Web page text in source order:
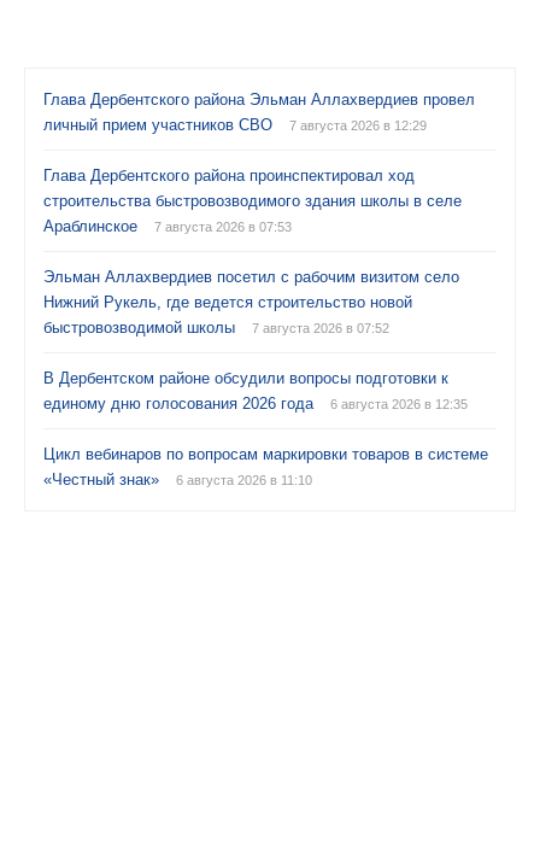
Глава Дербентского района Эльман Аллахвердиев провел
личный прием участников СВО
7 августа 2026 в 12:29
Глава Дербентского района проинспектировал ход
строительства быстровозводимого здания школы в селе
Араблинское
7 августа 2026 в 07:53
Эльман Аллахвердиев посетил с рабочим визитом село
Нижний Рукель, где ведется строительство новой
быстровозводимой школы
7 августа 2026 в 07:52
В Дербентском районе обсудили вопросы подготовки к
единому дню голосования 2026 года
6 августа 2026 в 12:35
Цикл вебинаров по вопросам маркировки товаров в системе
«Честный знак»
6 августа 2026 в 11:10